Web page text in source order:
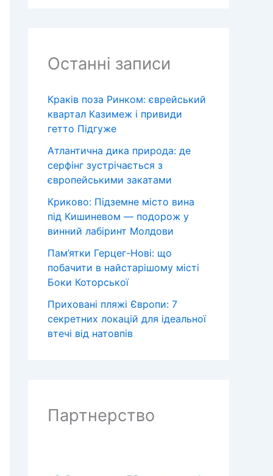
Останні записи
Краків поза Ринком: єврейський
квартал Казимеж і привиди
гетто Підгуже
Атлантична дика природа: де
серфінг зустрічається з
європейськими закатами
Криково: Підземне місто вина
під Кишиневом — подорож у
винний лабіринт Молдови
Пам’ятки Герцег-Нові: що
побачити в найстарішому місті
Боки Которської
Приховані пляжі Європи: 7
секретних локацій для ідеальної
втечі від натовпів
Партнерство